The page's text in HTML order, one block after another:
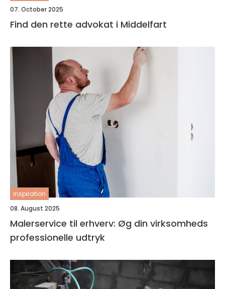
07. October 2025
Find den rette advokat i Middelfart
inspiration
08. August 2025
Malerservice til erhverv: Øg din virksomheds
professionelle udtryk